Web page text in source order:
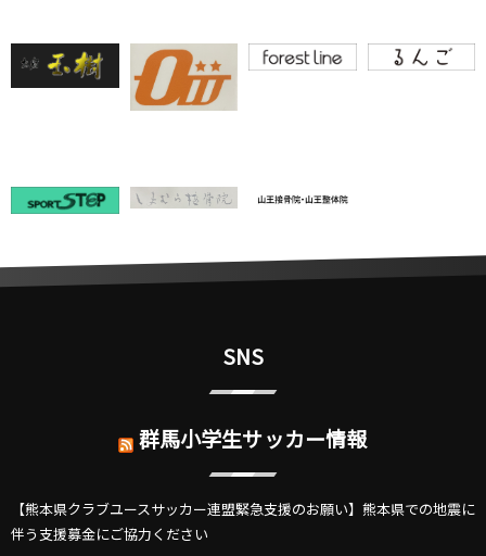
SNS
群馬小学生サッカー情報
【熊本県クラブユースサッカー連盟緊急支援のお願い】熊本県での地震に
伴う支援募金にご協力ください